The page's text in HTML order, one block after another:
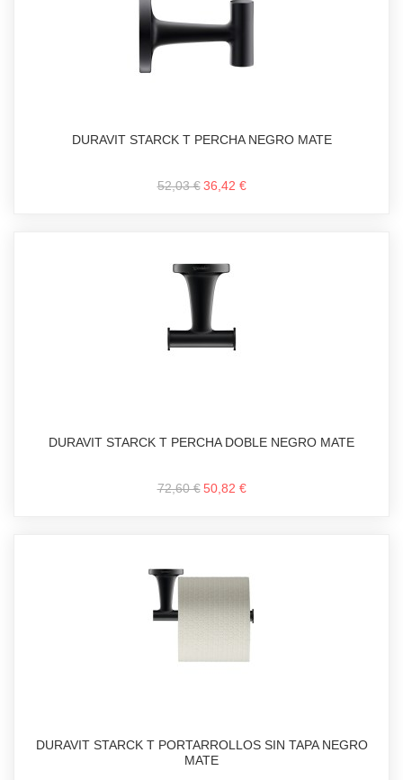
DURAVIT STARCK T PERCHA NEGRO MATE
52,03 € 36,42 €
DURAVIT STARCK T PERCHA DOBLE NEGRO MATE
72,60 € 50,82 €
DURAVIT STARCK T PORTARROLLOS SIN TAPA NEGRO
MATE